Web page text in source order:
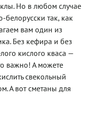
Но в любом случае
белорусски так, как
вам один из
Без кефира и без
кислого кваса —
важно! А можете
свекольный
А вот сметаны для